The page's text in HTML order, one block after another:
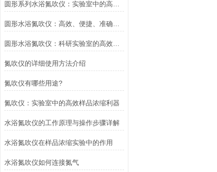
氮吹仪的详细使用方法介绍
氮吹仪有哪些用途?
氮吹仪：实验室中的高效样品浓缩利器
水浴氮吹仪的工作原理与操作步骤详解
水浴氮吹仪在样品浓缩实验中的作用
水浴氮吹仪如何连接氮气